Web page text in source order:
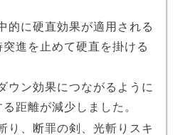
的に硬直効果が適用される
進を止めて硬直を掛ける
ウン効果につながるように
距離が減少しました。
り、断罪の剣、光斬りスキ